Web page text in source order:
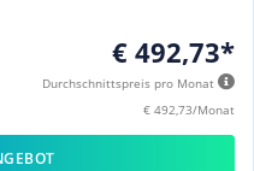
€ 492,73*
Durchschnittspreis pro Monat
€ 492,73/Monat